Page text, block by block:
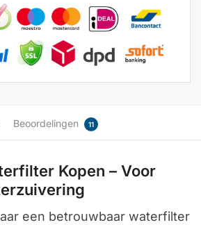
Beoordelingen 11
Kopen – Voor
een betrouwbaar waterfilter